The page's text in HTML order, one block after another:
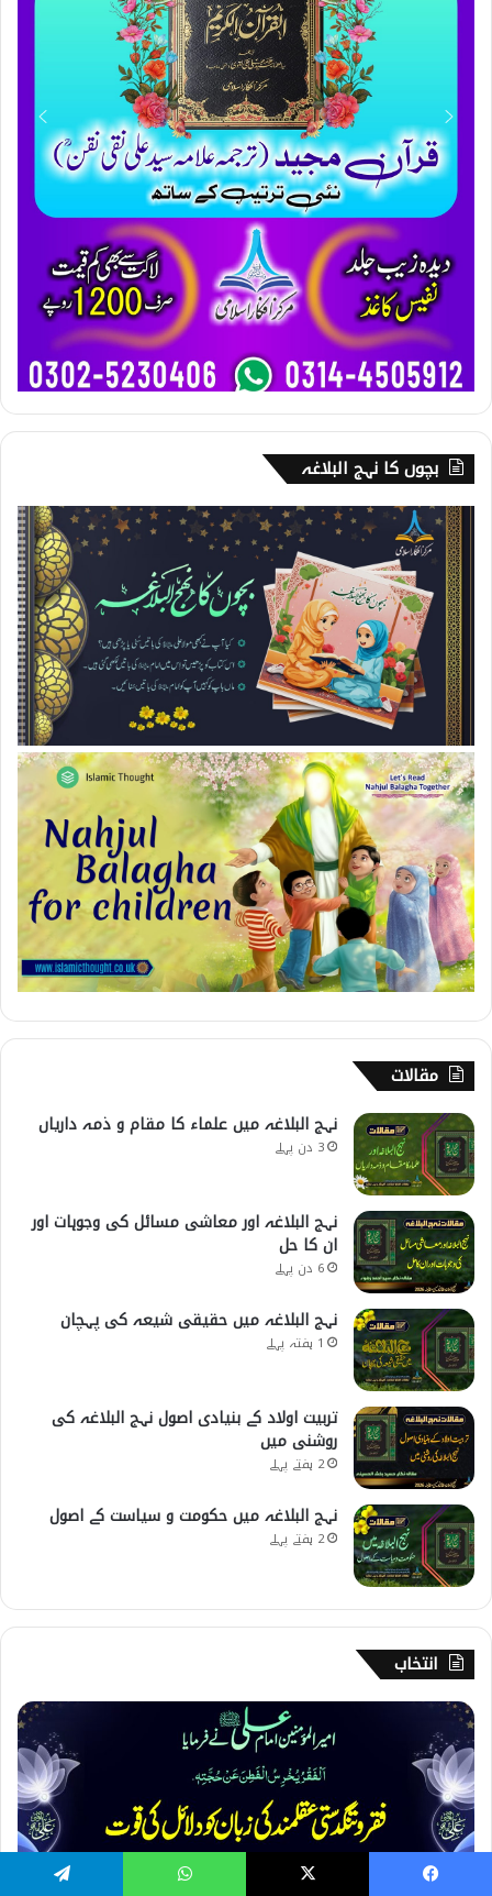
بچوں کا نہج البلاغہ
مقالات
نہج البلاغہ میں علماء کا مقام و ذمہ داریاں
3 دن پہلے
نہج البلاغہ اور معاشی مسائل کی وجوہات اور
ان کا حل
6 دن پہلے
نہج البلاغہ میں حقیقی شیعہ کی پہچان
1 ہفتہ پہلے
تربیت اولاد کے بنیادی اصول نہج البلاغہ کی
روشنی میں
2 ہفتے پہلے
نہج البلاغہ میں حکومت و سیاست کے اصول
2 ہفتے پہلے
انتخاب
1
5
0
۔
ف
ق
ر